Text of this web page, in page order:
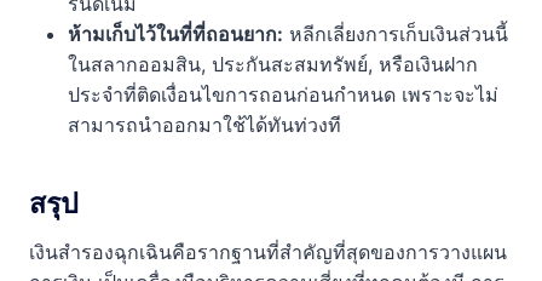
ห้ามเก็บไว้ในที่ที่ถอนยาก: หลีกเลี่ยงการเก็บเงินส่วนนี้
ในสลากออมสิน, ประกันสะสมทรัพย์, หรือเงินฝาก
ประจำที่ติดเงื่อนไขการถอนก่อนกำหนด เพราะจะไม่
สามารถนำออกมาใช้ได้ทันท่วงที
สรุป
เงินสำรองฉุกเฉินคือรากฐานที่สำคัญที่สุดของการวางแผน